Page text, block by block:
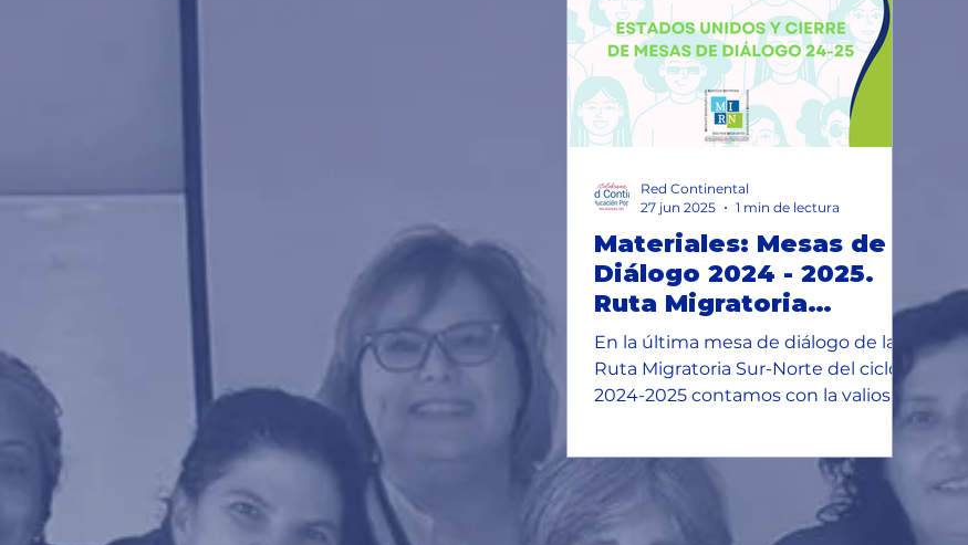
la esperanza en su labor cotidiana
con mujeres, niñas y niños. Abordó
los cambios que han habido en las
rutas migratorias en 2025 y cómo
ahora el tiempo de permanecer en
los albergues fronterizos se ha
era una ci
Materiales: Mesas de
Diálogo 2024 - 2025.
Ruta Migratoria
América, Estados
Unidos. Conclusiones
En la última mesa de diálogo de la
Ruta Migratoria Sur-Norte del ciclo
2024-2025 contamos con la valiosa
Red Continental
27 jun 2025
1 min de lectura